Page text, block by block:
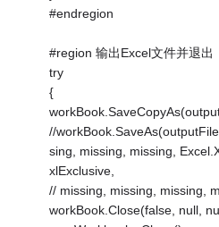
#endregion
#region 输出Excel文件并退出
try
{
//
sing, missing, missing,
xlExclusive,
// missing, missing, missing,
workBook.Close(false, null,